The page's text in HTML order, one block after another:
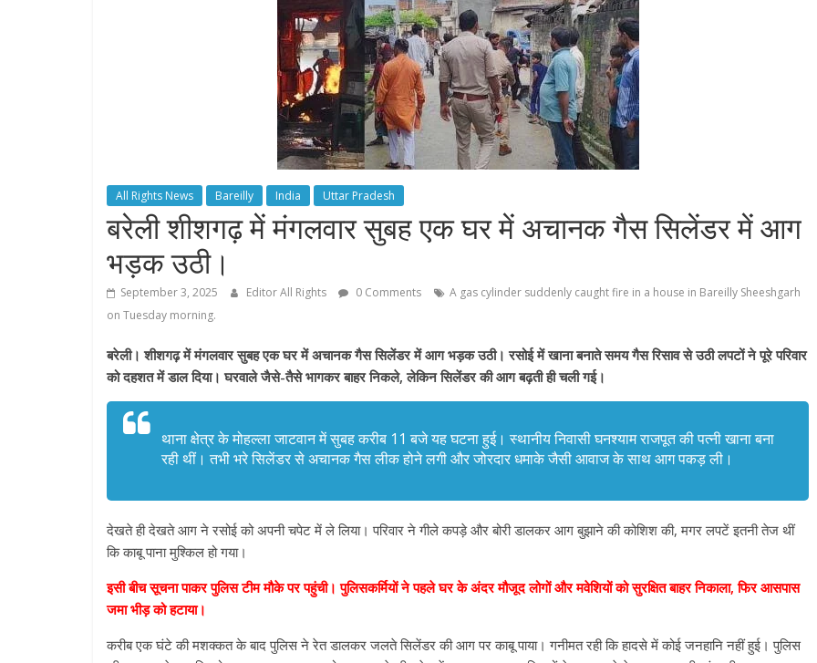
All Rights News Bareilly India Uttar Pradesh
बरेली शीशगढ़ में मंगलवार सुबह एक घर में अचानक गैस सिलेंडर में आग
भड़क उठी।
September 3, 2025 Editor All Rights 0 Comments
A gas cylinder suddenly caught fire in a house in Bareilly Sheeshgarh
on Tuesday morning.
बरेली। शीशगढ़ में मंगलवार सुबह एक घर में अचानक गैस सिलेंडर में आग भड़क उठी। रसोई में खाना बनाते समय गैस रिसाव से उठी लपटों ने पूरे परिवार
को दहशत में डाल दिया। घरवाले जैसे-तैसे भागकर बाहर निकले, लेकिन सिलेंडर की आग बढ़ती ही चली गई।
थाना क्षेत्र के मोहल्ला जाटवान में सुबह करीब 11 बजे यह घटना हुई। स्थानीय निवासी घनश्याम राजपूत की पत्नी खाना बना
रही थीं। तभी भरे सिलेंडर से अचानक गैस लीक होने लगी और जोरदार धमाके जैसी आवाज के साथ आग पकड़ ली।
देखते ही देखते आग ने रसोई को अपनी चपेट में ले लिया। परिवार ने गीले कपड़े और बोरी डालकर आग बुझाने की कोशिश की, मगर लपटें इतनी तेज थीं
कि काबू पाना मुश्किल हो गया।
इसी बीच सूचना पाकर पुलिस टीम मौके पर पहुंची। पुलिसकर्मियों ने पहले घर के अंदर मौजूद लोगों और मवेशियों को सुरक्षित बाहर निकाला, फिर आसपास
जमा भीड़ को हटाया।
करीब एक घंटे की मशक्कत के बाद पुलिस ने रेत डालकर जलते सिलेंडर की आग पर काबू पाया। गनीमत रही कि हादसे में कोई जनहानि नहीं हुई। पुलिस